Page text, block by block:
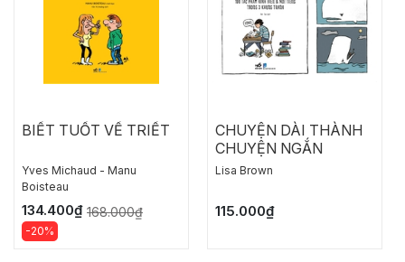
BIẾT TUỐT VỀ TRIẾT
Yves Michaud - Manu
Boisteau
134.400₫ 168.000₫
-20%
CHUYỆN DÀI THÀNH
CHUYỆN NGẮN
Lisa Brown
115.000₫